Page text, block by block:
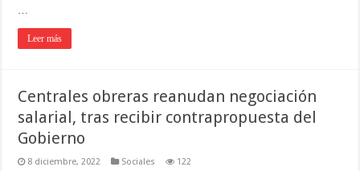
Leer más
Centrales obreras reanudan negociación
salarial, tras recibir contrapropuesta del
Gobierno
8 diciembre, 2022 Sociales 122